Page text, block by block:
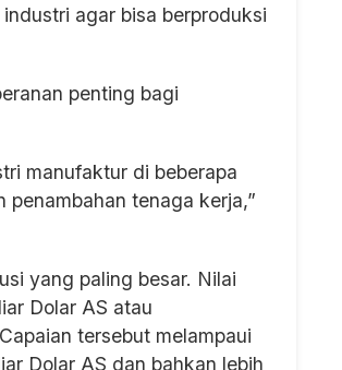
agar bisa berproduksi
penting bagi
manufaktur di beberapa
tenaga kerja,”
yang paling besar. Nilai
Dolar AS atau
tersebut melampaui
Dolar AS dan bahkan lebih